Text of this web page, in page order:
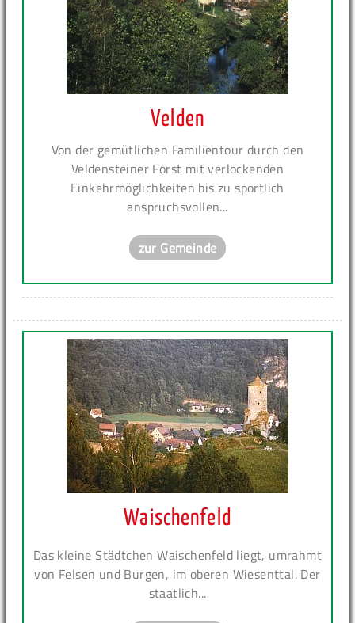
Velden
Von der gemütlichen Familientour durch den
Veldensteiner Forst mit verlockenden
Einkehrmöglichkeiten bis zu sportlich
anspruchsvollen...
zur Gemeinde
Waischenfeld
Das kleine Städtchen Waischenfeld liegt, umrahmt
von Felsen und Burgen, im oberen Wiesenttal. Der
staatlich...